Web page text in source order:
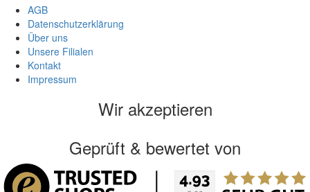
AGB
Datenschutzerklärung
Über uns
Unsere Filialen
Kontakt
Impressum
Wir akzeptieren
Geprüft & bewertet von